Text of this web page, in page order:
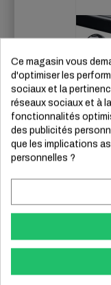
Rotule
01/96- 03/
Mini-
châssis
Ce magasin vous
d'optimiser les
sociaux et la
réseaux sociaux et à
fonctionnalités
des publicités
que les implications
personnelles ?